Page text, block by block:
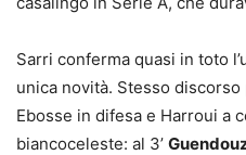
Sarri conferma quasi in toto
unica novità. Stesso
Ebosse in difesa e Harroui a
biancoceleste: al 3’